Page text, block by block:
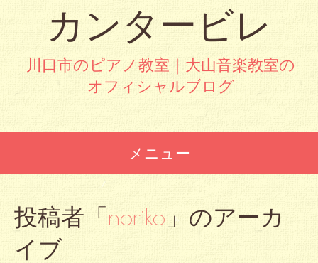
カンタービレ
川口市のピアノ教室｜大山音楽教室の
オフィシャルブログ
メニュー
投稿者「noriko 」のアーカ
イブ